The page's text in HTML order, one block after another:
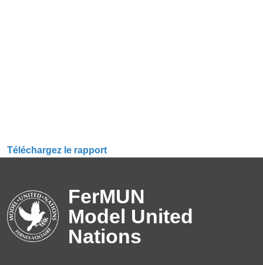
Téléchargez le rapport
FerMUN
Model United
Nations